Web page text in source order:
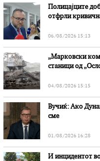
Полицајците
отфрли
06/08/2026 15:13
„Марковски
станици од
04/08/2026 15:15
Вучиќ: Ако
сме
01/08/2026 16:28
И инцидентот